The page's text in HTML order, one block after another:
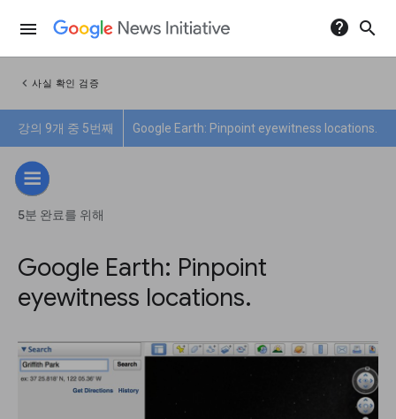
menu help search
chevron_left 사실 확인 검증
강의 9개 중 5번째 Google Earth: Pinpoint eyewitness locations.
5분 완료를 위해
Google Earth: Pinpoint
eyewitness locations.